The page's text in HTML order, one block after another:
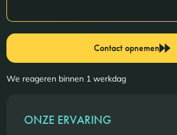
Contact opnemen
We reageren binnen 1 werkdag
ONZE ERVARING